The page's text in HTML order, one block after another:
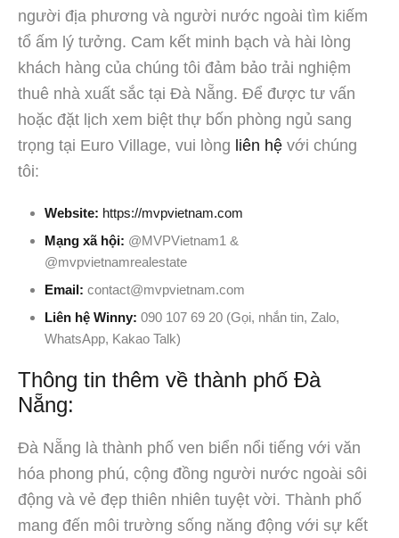
người địa phương và người nước ngoài tìm kiếm
tổ ấm lý tưởng. Cam kết minh bạch và hài lòng
khách hàng của chúng tôi đảm bảo trải nghiệm
thuê nhà xuất sắc tại Đà Nẵng. Để được tư vấn
hoặc đặt lịch xem biệt thự bốn phòng ngủ sang
trọng tại Euro Village, vui lòng liên hệ với chúng
tôi:
Website: https://mvpvietnam.com
Mạng xã hội: @MVPVietnam1 &
@mvpvietnamrealestate
Email: contact@mvpvietnam.com
Liên hệ Winny: 090 107 69 20 (Gọi, nhắn tin, Zalo,
WhatsApp, Kakao Talk)
Thông tin thêm về thành phố Đà
Nẵng:
Đà Nẵng là thành phố ven biển nổi tiếng với văn
hóa phong phú, cộng đồng người nước ngoài sôi
động và vẻ đẹp thiên nhiên tuyệt vời. Thành phố
mang đến môi trường sống năng động với sự kết